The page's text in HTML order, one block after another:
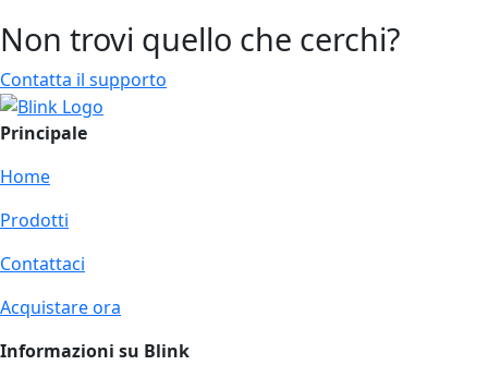
Non trovi quello che cerchi?
Contatta il supporto
Principale
Home
Prodotti
Contattaci
Acquistare ora
Informazioni su Blink